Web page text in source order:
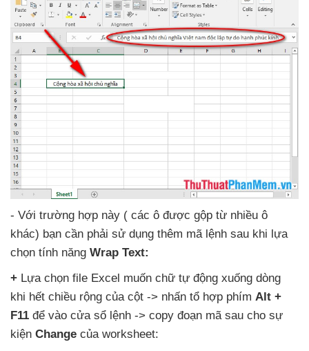
- Với trường hợp này ( các ô được gộp từ nhiều ô
khác) bạn cần phải sử dụng thêm mã lệnh sau khi lựa
chọn tính năng Wrap Text:
+ Lựa chọn file Excel muốn chữ tự động xuống dòng
khi hết chiều rộng của cột -> nhấn tổ hợp phím Alt +
F11 để vào cửa sổ lệnh -> copy đoạn mã sau cho sự
kiện Change của worksheet: